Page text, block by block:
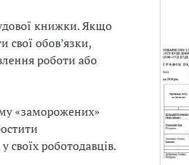
книжки. Якщо
свої обов’язки,
роботи або
«заморожених»
роботодавців.